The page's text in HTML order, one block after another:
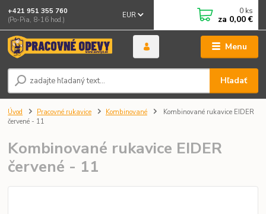
Menu
EUR
Hľadať
+421 951 355 760
(Po-Pia, 8-16 hod.)
0 ks
za 0,00 €
Úvod Pracovné rukavice Kombinované
Kombinované rukavice EIDER
červené - 11
Kombinované rukavice EIDER
červené - 11